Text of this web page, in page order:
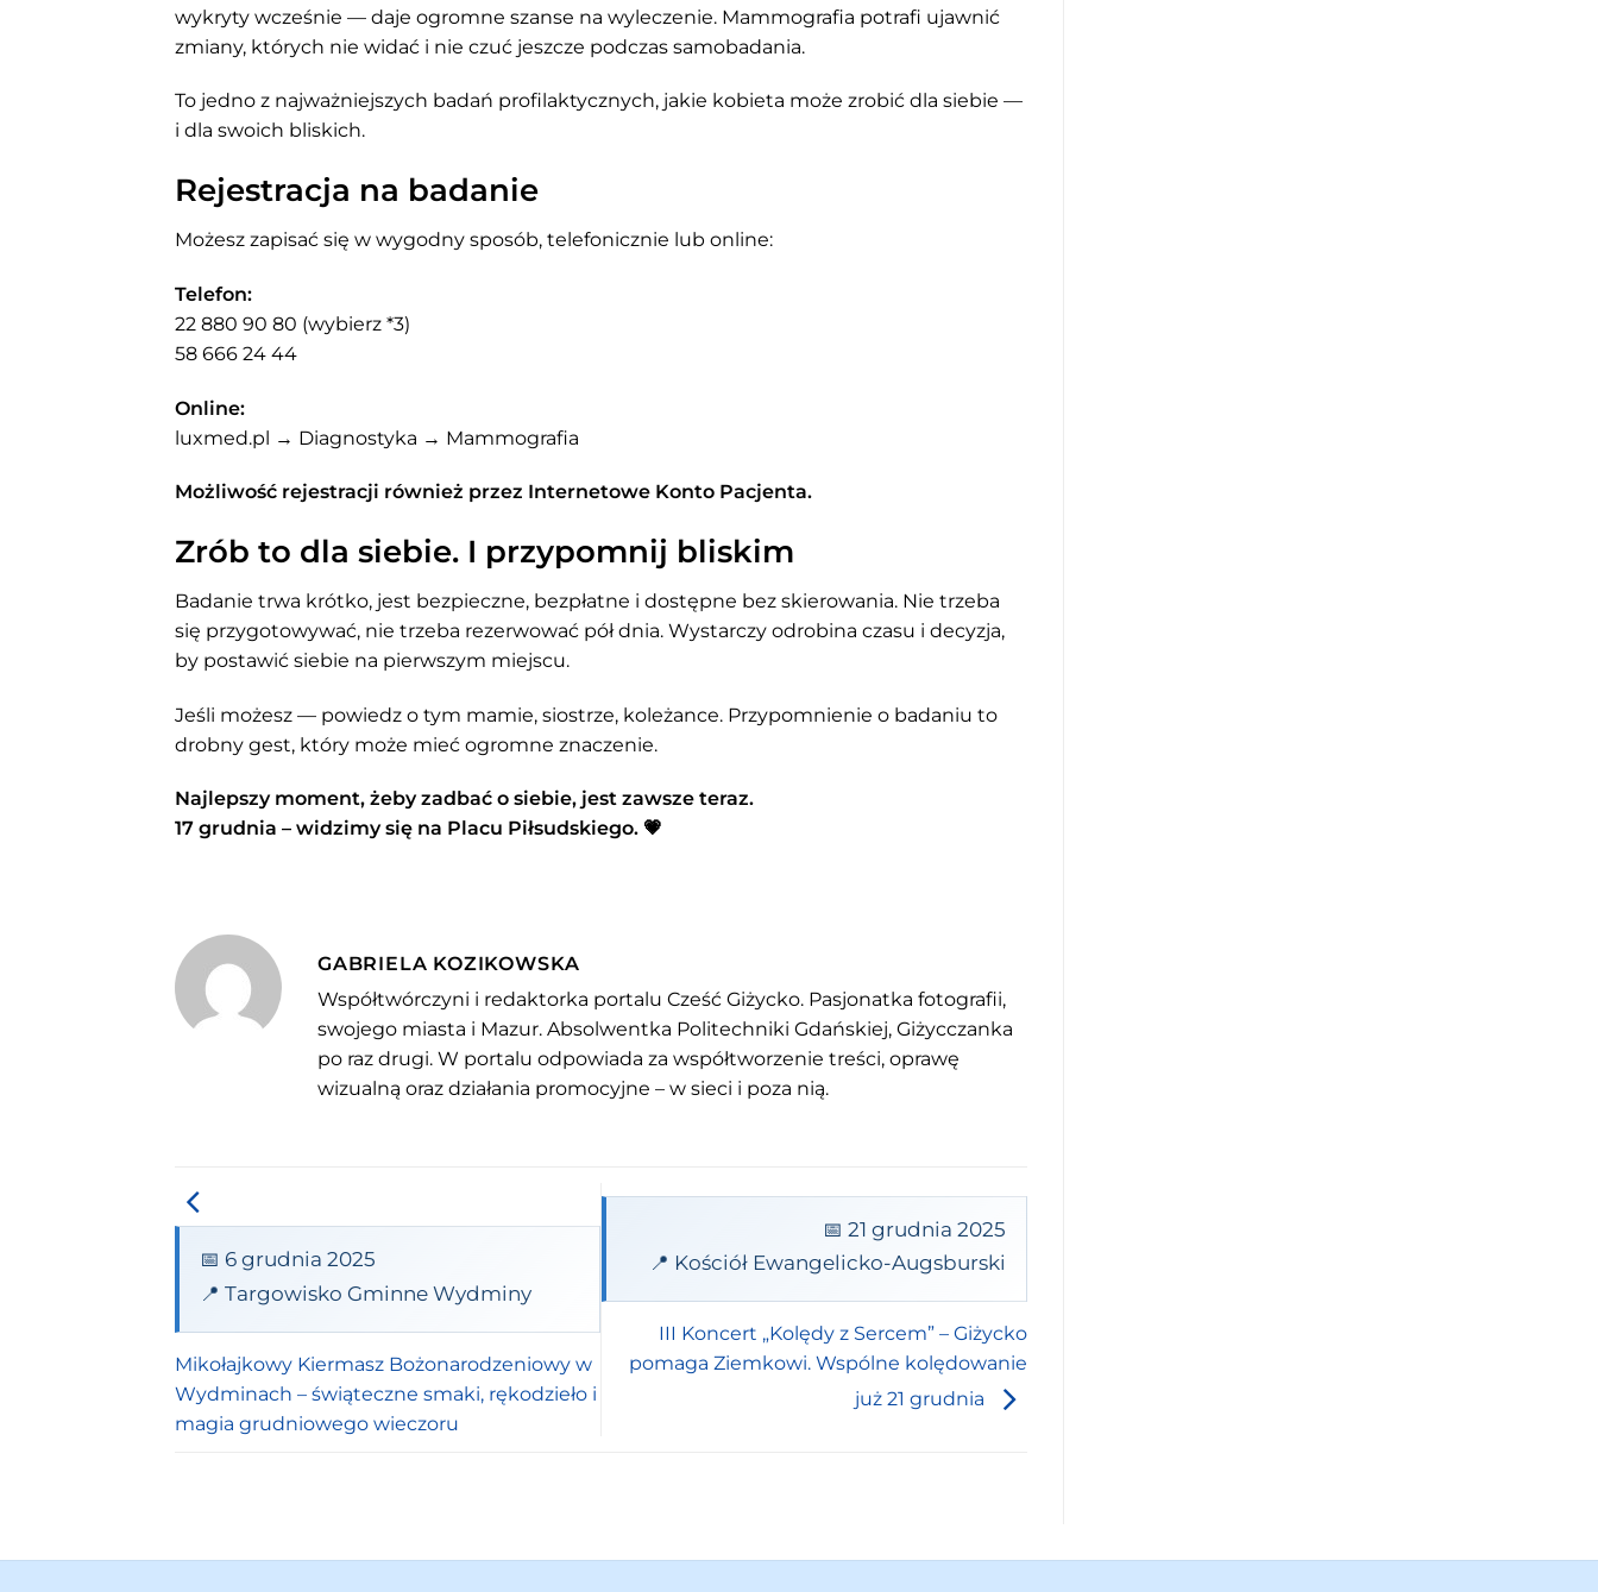
wykryty wcześnie — daje ogromne szanse na wyleczenie. Mammografia potrafi ujawnić
zmiany, których nie widać i nie czuć jeszcze podczas samobadania.
To jedno z najważniejszych badań profilaktycznych, jakie kobieta może zrobić dla siebie —
i dla swoich bliskich.
Rejestracja na badanie
Możesz zapisać się w wygodny sposób, telefonicznie lub online:
Telefon:
22 880 90 80 (wybierz *3)
58 666 24 44
Online:
luxmed.pl → Diagnostyka → Mammografia
Możliwość rejestracji również przez Internetowe Konto Pacjenta.
Zrób to dla siebie. I przypomnij bliskim
Badanie trwa krótko, jest bezpieczne, bezpłatne i dostępne bez skierowania. Nie trzeba
się przygotowywać, nie trzeba rezerwować pół dnia. Wystarczy odrobina czasu i decyzja,
by postawić siebie na pierwszym miejscu.
Jeśli możesz — powiedz o tym mamie, siostrze, koleżance. Przypomnienie o badaniu to
drobny gest, który może mieć ogromne znaczenie.
Najlepszy moment, żeby zadbać o siebie, jest zawsze teraz.
17 grudnia – widzimy się na Placu Piłsudskiego. 💗
GABRIELA KOZIKOWSKA
Współtwórczyni i redaktorka portalu Cześć Giżycko. Pasjonatka fotografii,
swojego miasta i Mazur. Absolwentka Politechniki Gdańskiej, Giżycczanka
po raz drugi. W portalu odpowiada za współtworzenie treści, oprawę
wizualną oraz działania promocyjne – w sieci i poza nią.
📅 6 grudnia 2025
📍 Targowisko Gminne Wydminy
Mikołajkowy Kiermasz Bożonarodzeniowy w
Wydminach – świąteczne smaki, rękodzieło i
magia grudniowego wieczoru
📅 21 grudnia 2025
📍 Kościół Ewangelicko-Augsburski
III Koncert „Kolędy z Sercem” – Giżycko
pomaga Ziemkowi. Wspólne kolędowanie
już 21 grudnia